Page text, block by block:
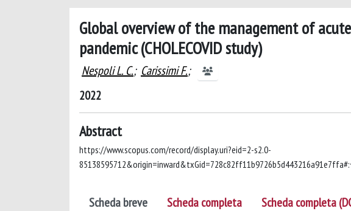
Global overview of the management of
pandemic (CHOLECOVID study)
Nespoli L. C.; Carissimi F.;
2022
Abstract
https://www.scopus.com/record/display.uri?eid=2-s2.0-
Scheda breve Scheda completa Scheda completa